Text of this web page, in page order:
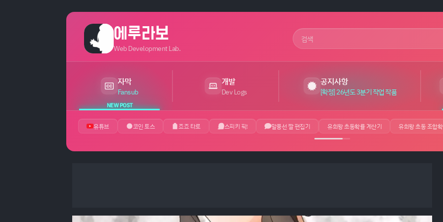
에루라보
Web Development Lab. 사이트 검색어
자막
Fansub
NEW POST
최근 24시간 내 새 게시글 있음
개발
Dev Logs
공지사항
[확정] 26년도 3분기 작업 작품
유튜브 코인 토스 죠죠 타로 스피키 픽! 말풍선 짤 편집기 유희왕 초동확률 계산기 유희왕 초동 조합